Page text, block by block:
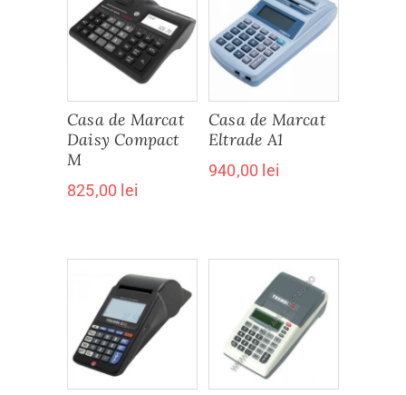
Casa de Marcat
Daisy Compact
M
825,00 lei
Casa de Marcat
Eltrade A1
940,00 lei